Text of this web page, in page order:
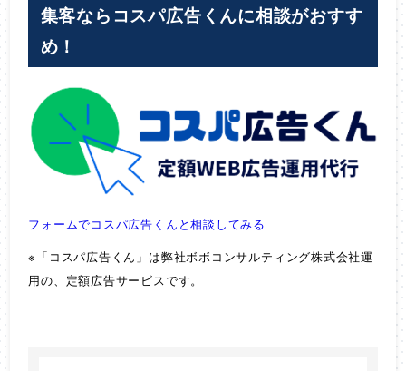
集客ならコスパ広告くんに相談がおすす
め！
フォームでコスパ広告くんと相談してみる
※「コスパ広告くん」は弊社ボボコンサルティング株式会社運
用の、定額広告サービスです。